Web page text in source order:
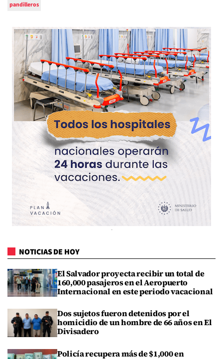
pandilleros
NOTICIAS DE HOY
El Salvador proyecta recibir un total de
160,000 pasajeros en el Aeropuerto
Internacional en este periodo vacacional
Dos sujetos fueron detenidos por el
homicidio de un hombre de 66 años en El
Divisadero
Policía recupera más de $1,000 en